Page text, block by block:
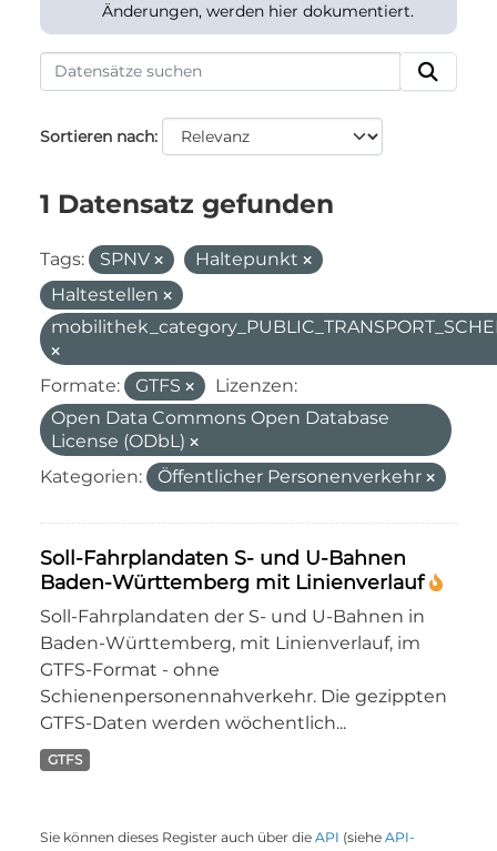
Änderungen, werden hier dokumentiert.
Sortieren nach
1 Datensatz gefunden
Tags: SPNV
Haltepunkt
Haltestellen
Formate: GTFS
Lizenzen:
Open Data Commons Open Database
License (ODbL)
Kategorien:
Öffentlicher Personenverkehr
Soll-Fahrplandaten S- und U-Bahnen
Baden-Württemberg mit Linienverlauf
Soll-Fahrplandaten der S- und U-Bahnen in
Baden-Württemberg, mit Linienverlauf, im
GTFS-Format - ohne
Schienenpersonennahverkehr. Die gezippten
GTFS-Daten werden wöchentlich...
GTFS
Sie können dieses Register auch über die API (siehe API-